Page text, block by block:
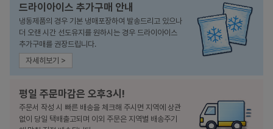
드라이아이스 추가구매 안내
냉동제품의 경우 기본 냉매포장하여 발송드리고 있으나
더 오랜 시간 선도유지를 원하시는 경우 드라이아이스
추가구매를 권장드립니다.
자세히보기 >
평일 주문마감은 오후3시!
주문서 작성 시 빠른 배송을 체크해 주시면 지역에 상관
없이 당일 택배출고되며 이외 주문은 지역별 배송주기